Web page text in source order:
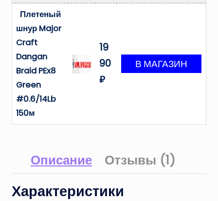
Плетеный
шнур Major
Craft
Dangan
Braid PEx8
Green
#0.6/14Lb
150м
19
90
₽
Описание Отзывы (1)
Характеристики